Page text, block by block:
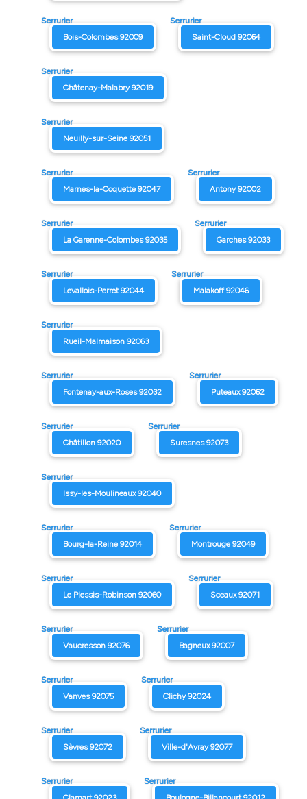
Serrurier
Bois-Colombes 92009
Serrurier
Saint-Cloud 92064
Serrurier
Châtenay-Malabry 92019
Serrurier
Neuilly-sur-Seine 92051
Serrurier
Marnes-la-Coquette 92047
Serrurier
Antony 92002
Serrurier
La Garenne-Colombes 92035
Serrurier
Garches 92033
Serrurier
Levallois-Perret 92044
Serrurier
Malakoff 92046
Serrurier
Rueil-Malmaison 92063
Serrurier
Fontenay-aux-Roses 92032
Serrurier
Puteaux 92062
Serrurier
Châtillon 92020
Serrurier
Suresnes 92073
Serrurier
Issy-les-Moulineaux 92040
Serrurier
Bourg-la-Reine 92014
Serrurier
Montrouge 92049
Serrurier
Le Plessis-Robinson 92060
Serrurier
Sceaux 92071
Serrurier
Vaucresson 92076
Serrurier
Bagneux 92007
Serrurier
Vanves 92075
Serrurier
Clichy 92024
Serrurier
Sèvres 92072
Serrurier
Ville-d'Avray 92077
Serrurier
Serrurier